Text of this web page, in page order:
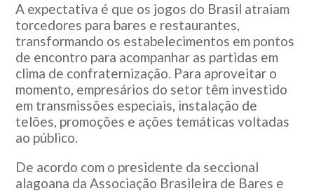
A expectativa é que os jogos do Brasil atraiam
torcedores para bares e restaurantes,
transformando os estabelecimentos em pontos
de encontro para acompanhar as partidas em
clima de confraternização. Para aproveitar o
momento, empresários do setor têm investido
em transmissões especiais, instalação de
telões, promoções e ações temáticas voltadas
ao público.
De acordo com o presidente da seccional
alagoana da Associação Brasileira de Bares e